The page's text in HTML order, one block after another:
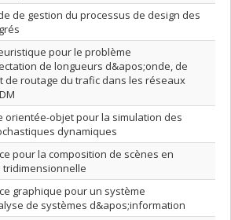
de gestion du processus de design des
pour le problème
de longueurs d&apos;onde, de
de routage du trafic dans les réseaux
orientée-objet pour la simulation des
dynamiques
pour la composition de scènes en
graphique pour un système
de systèmes d&apos;information